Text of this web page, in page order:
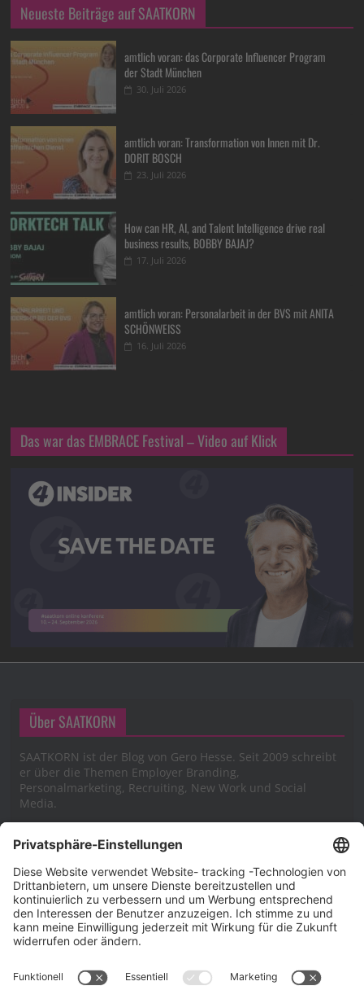
Neueste Beiträge auf SAATKORN
amtlich voran: das Corporate Influencer Program
der Stadt München
30. Juli 2026
amtlich voran: Transformation von Innen mit Dr.
DORIT BOSCH
23. Juli 2026
How can HR, AI, and Talent Intelligence drive real
business results, BOBBY BAJAJ?
17. Juli 2026
amtlich voran: Personalarbeit in der BVS mit ANITA
SCHÖNWEISS
16. Juli 2026
Das war das EMBRACE Festival – Video auf Klick
Über SAATKORN
SAATKORN ist der Blog von Gero Hesse. Seit 2009 schreibt
er über die Themen Employer Branding,
Personalmarketing, Recruiting, New Work und Social
Media.
Impressum
Impressum
Cookie-Richtlinie (EU)